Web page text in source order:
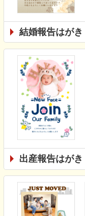
結婚報告はがき
出産報告はがき